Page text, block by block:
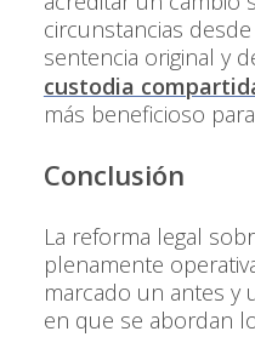
circunstancias
sentencia original y
custodia
más beneficioso
Conclusión
La reforma legal
plenamente
marcado un antes y
en que se abordan